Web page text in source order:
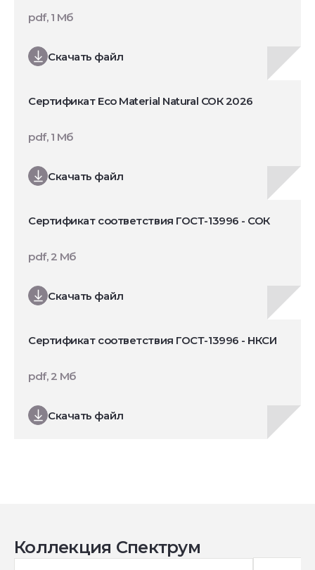
Скачать файл
pdf, 1 Мб
Сертификат Eco Material Natural СОК 2026
Скачать файл
pdf, 1 Мб
Сертификат соответствия ГОСТ-13996 - СОК
Скачать файл
pdf, 2 Мб
Сертификат соответствия ГОСТ-13996 - НКСИ
Скачать файл
pdf, 2 Мб
Коллекция Спектрум